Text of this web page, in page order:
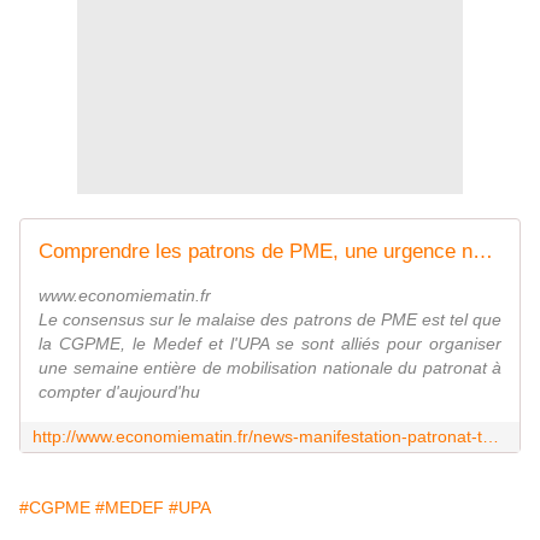
Comprendre les patrons de PME, une urgence nationale
www.economiematin.fr
Le consensus sur le malaise des patrons de PME est tel que
la CGPME, le Medef et l'UPA se sont alliés pour organiser
une semaine entière de mobilisation nationale du patronat à
compter d'aujourd'hu
#CGPME #MEDEF #UPA